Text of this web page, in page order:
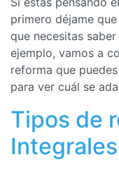
primero déjame
que necesitas
ejemplo, vamos a
reforma que
para ver cuál se
Tipos de